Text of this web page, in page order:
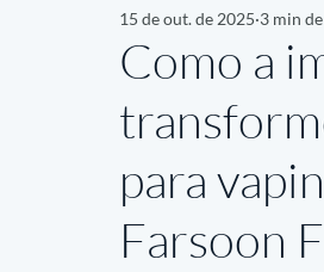
Como a
para
Farsoon
15 de out. de 2025 3 min